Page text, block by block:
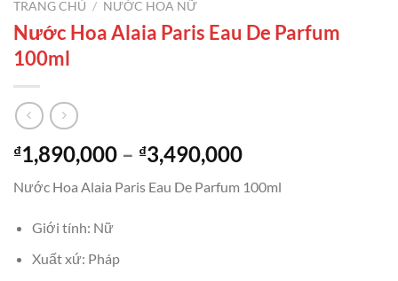
TRANG CHỦ / NƯỚC HOA NỮ
Nước Hoa Alaia Paris Eau De Parfum
100ml
₫1,890,000 – ₫3,490,000Khoảng
từ
Nước Hoa Alaia Paris Eau De Parfum 100ml
Giới tính: Nữ
Xuất xứ: Pháp